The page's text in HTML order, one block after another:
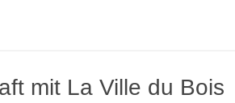
mit La Ville du Bois